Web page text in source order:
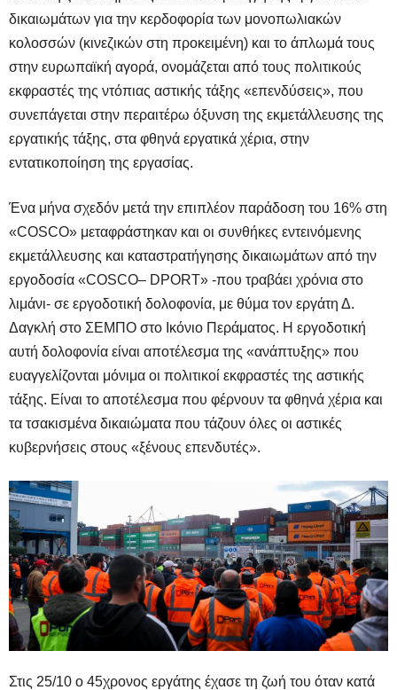
δικαιωμάτων για την κερδοφορία των μονοπωλιακών
κολοσσών (κινεζικών στη προκειμένη) και το άπλωμά τους
στην ευρωπαϊκή αγορά, ονομάζεται από τους πολιτικούς
εκφραστές της ντόπιας αστικής τάξης «επενδύσεις», που
συνεπάγεται στην περαιτέρω όξυνση της εκμετάλλευσης της
εργατικής τάξης, στα φθηνά εργατικά χέρια, στην
εντατικοποίηση της εργασίας.
Ένα μήνα σχεδόν μετά την επιπλέον παράδοση του 16% στη
«COSCO» μεταφράστηκαν και οι συνθήκες εντεινόμενης
εκμετάλλευσης και καταστρατήγησης δικαιωμάτων από την
εργοδοσία «COSCO– DPORT» -που τραβάει χρόνια στο
λιμάνι- σε εργοδοτική δολοφονία, με θύμα τον εργάτη Δ.
Δαγκλή στο ΣΕΜΠΟ στο Ικόνιο Περάματος. Η εργοδοτική
αυτή δολοφονία είναι αποτέλεσμα της «ανάπτυξης» που
ευαγγελίζονται μόνιμα οι πολιτικοί εκφραστές της αστικής
τάξης. Είναι το αποτέλεσμα που φέρνουν τα φθηνά χέρια και
τα τσακισμένα δικαιώματα που τάζουν όλες οι αστικές
κυβερνήσεις στους «ξένους επενδυτές».
Στις 25/10 ο 45χρονος εργάτης έχασε τη ζωή του όταν κατά